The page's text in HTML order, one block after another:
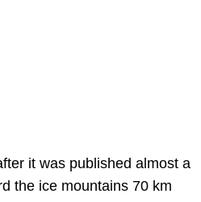
it was published almost a
the ice mountains 70 km